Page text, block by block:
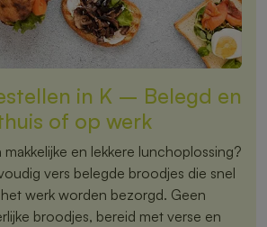
in K – Belegd en
of op werk
en lekkere lunchoplossing?
vers belegde broodjes die snel
werk worden bezorgd. Geen
broodjes, bereid met verse en